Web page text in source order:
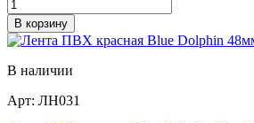
В корзину
В наличии
Арт: ЛН031